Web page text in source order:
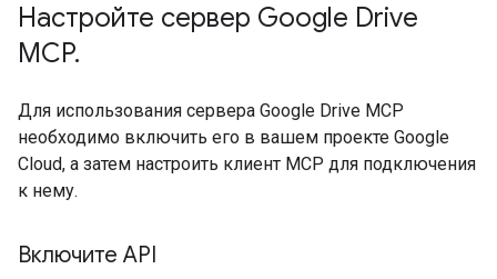
Настройте сервер Google Drive
MCP.
Для использования сервера Google Drive MCP
необходимо включить его в вашем проекте Google
Cloud, а затем настроить клиент MCP для подключения
к нему.
Включите API